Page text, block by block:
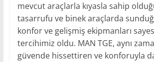
mevcut araçlarla kıyasla sahip
tasarrufu ve binek araçlarda
konfor ve gelişmiş ekipmanları
tercihimiz oldu. MAN TGE, aynı
güvende hissettiren ve konforuyla